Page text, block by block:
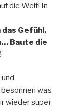
die Welt! In
Gefühl,
Baute die
was
wieder super